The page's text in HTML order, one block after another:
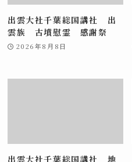
出雲大社千葉総国講社 出
雲族 古墳慰霊 感謝祭
2026年8月8日
出雲大社千葉総国講社 地